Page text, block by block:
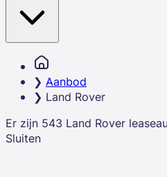
Rover en Discovery. Land
Brits merk dat sinds 1948
terreinvermogen en luxe. Met
Land Rover zonder grote
je van fiscale voordelen zoals
renteaftrek.
Aanbod
Land Rover
Er zijn 543 Land Rover
Sluiten